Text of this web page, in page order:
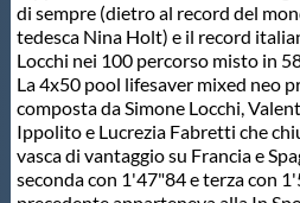
Protezione Civile
Qualità
di sempre (dietro al record del
tedesca Nina Holt) e il record
Locchi nei 100 percorso misto in
La 4x50 pool lifesaver mixed neo
composta da Simone Locchi,
Ippolito e Lucrezia Fabretti che
vasca di vantaggio su Francia e
seconda con 1'47"84 e terza con